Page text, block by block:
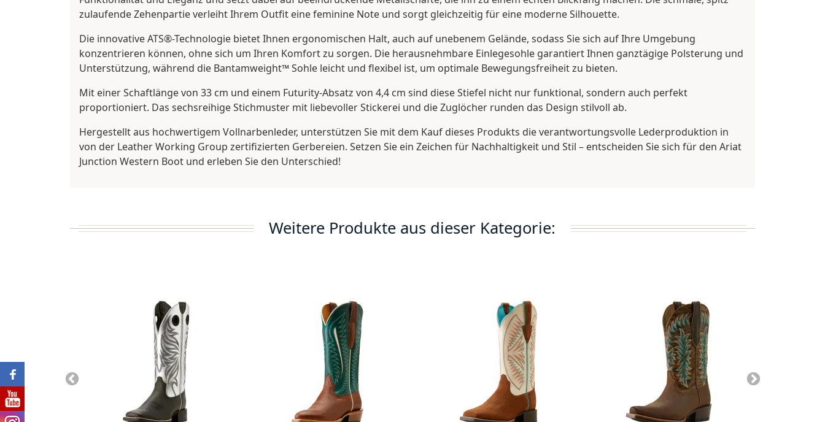
zulaufende Zehenpartie verleiht Ihrem Outfit eine feminine Note und sorgt gleichzeitig für eine moderne Silhouette.
Die innovative ATS®-Technologie bietet Ihnen ergonomischen Halt, auch auf unebenem Gelände, sodass Sie sich auf Ihre Umgebung
konzentrieren können, ohne sich um Ihren Komfort zu sorgen. Die herausnehmbare Einlegesohle garantiert Ihnen ganztägige Polsterung und
Unterstützung, während die Bantamweight™ Sohle leicht und flexibel ist, um optimale Bewegungsfreiheit zu bieten.
Mit einer Schaftlänge von 33 cm und einem Futurity-Absatz von 4,4 cm sind diese Stiefel nicht nur funktional, sondern auch perfekt
proportioniert. Das sechsreihige Stichmuster mit liebevoller Stickerei und die Zuglöcher runden das Design stilvoll ab.
Hergestellt aus hochwertigem Vollnarbenleder, unterstützen Sie mit dem Kauf dieses Produkts die verantwortungsvolle Lederproduktion in
von der Leather Working Group zertifizierten Gerbereien. Setzen Sie ein Zeichen für Nachhaltigkeit und Stil – entscheiden Sie sich für den Ariat
Junction Western Boot und erleben Sie den Unterschied!
Weitere Produkte aus dieser Kategorie: